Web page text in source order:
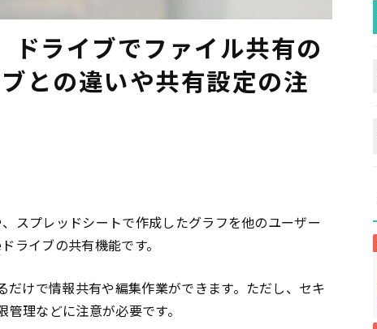
ライブでファイル共有の
との違いや共有設定の注
スプレッドシートで作成したグラフを他のユーザー
ドライブの共有機能です。
だけで情報共有や編集作業ができます。ただし、セキ
理などに注意が必要です。